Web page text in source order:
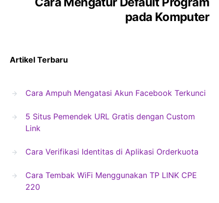
pada Komputer
Artikel Terbaru
Cara Ampuh Mengatasi Akun Facebook Terkunci
5 Situs Pemendek URL Gratis dengan Custom
Link
Cara Verifikasi Identitas di Aplikasi Orderkuota
Cara Tembak WiFi Menggunakan TP LINK CPE
220